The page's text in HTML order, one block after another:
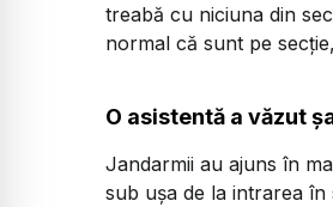
treabă cu niciuna din
normal că sunt pe
O asistentă a văzut
Jandarmii au ajuns în
sub ușa de la intrarea în